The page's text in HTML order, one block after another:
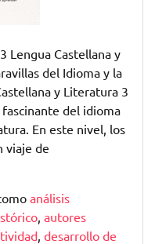
Lengua Castellana y
del Idioma y la
y Literatura 3
del idioma
En este nivel, los
viaje de
análisis
, autores
, desarrollo de